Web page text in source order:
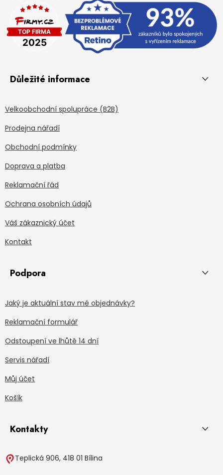
Důležité informace
Velkoobchodní spolupráce (B2B)
Prodejna nářadí
Obchodní podmínky
Doprava a platba
Reklamační řád
Ochrana osobních údajů
Váš zákaznický účet
Kontakt
Podpora
Jaký je aktuální stav mé objednávky?
Reklamační formulář
Odstoupení ve lhůtě 14 dní
Servis nářadí
Můj účet
Košík
Kontakty
Teplická 906, 418 01 Bílina